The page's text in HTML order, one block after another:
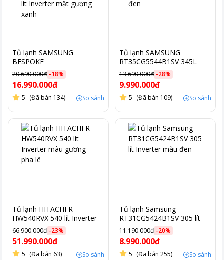
Tủ lạnh SAMSUNG
BESPOKE
RT47CB66868ASV 460 lít
Inverter mặt gương xanh
20.690.000đ -18%
16.990.000đ
5 (Đã bán 134) So sánh
Tủ lạnh SAMSUNG
RT35CG5544B1SV 345L
Inverter màu đen
13.690.000đ -28%
9.990.000đ
5 (Đã bán 109) So sánh
Tủ lạnh HITACHI R-
HW540RVX 540 lít Inverter
màu gương pha lê
66.900.000đ -23%
51.990.000đ
5 (Đã bán 63) So sánh
Tủ lạnh Samsung
RT31CG5424B1SV 305 lít
Inverter màu đen
11.190.000đ -20%
8.990.000đ
5 (Đã bán 255) So sánh